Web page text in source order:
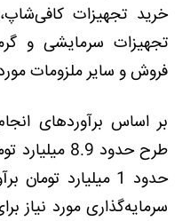
خرید تجهیزات
تجهیزات سرمایشی و
فروش و سایر ملزومات
بر اساس برآوردهای
طرح حدود 8.9
حدود 1 میلیارد